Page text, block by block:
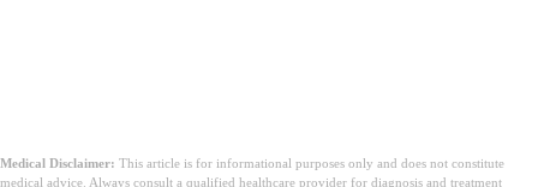
Medical Disclaimer: This article is for informational purposes only and does not constitute
medical advice. Always consult a qualified healthcare provider for diagnosis and treatment